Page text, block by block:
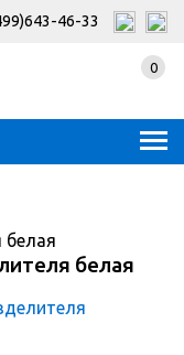
46-33
0
белая
белая